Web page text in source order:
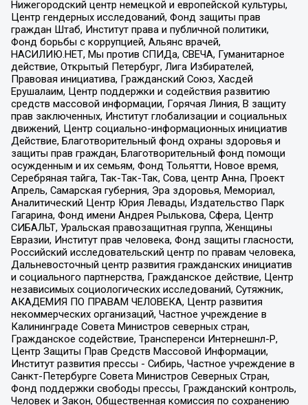
Нижегородский центр немецкой и европейской культуры,
Центр гендерных исследований, Фонд защиты прав
граждан Штаб, Институт права и публичной политики,
Фонд борьбы с коррупцией, Альянс врачей,
НАСИЛИЮ.НЕТ, Мы против СПИДа, СВЕЧА, Гуманитарное
действие, Открытый Петербург, Лига Избирателей,
Правовая инициатива, Гражданский Союз, Хасдей
Ерушалаим, Центр поддержки и содействия развитию
средств массовой информации, Горячая Линия, В защиту
прав заключенных, Институт глобализации и социальных
движений, Центр социально-информационных инициатив
Действие, Благотворительный фонд охраны здоровья и
защиты прав граждан, Благотворительный фонд помощи
осужденным и их семьям, Фонд Тольятти, Новое время,
Серебряная тайга, Так-Так-Так, Сова, центр Анна, Проект
Апрель, Самарская губерния, Эра здоровья, Мемориал,
Аналитический Центр Юрия Левады, Издательство Парк
Гагарина, Фонд имени Андрея Рылькова, Сфера, Центр
СИБАЛЬТ, Уральская правозащитная группа, Женщины
Евразии, Институт прав человека, Фонд защиты гласности,
Российский исследовательский центр по правам человека,
Дальневосточный центр развития гражданских инициатив
и социального партнерства, Гражданское действие, Центр
независимых социологических исследований, Сутяжник,
АКАДЕМИЯ ПО ПРАВАМ ЧЕЛОВЕКА, Центр развития
некоммерческих организаций, Частное учреждение в
Калининграде Совета Министров северных стран,
Гражданское содействие, Трансперенси Интернешнл-Р,
Центр Защиты Прав Средств Массовой Информации,
Институт развития прессы - Сибирь, Частное учреждение в
Санкт-Петербурге Совета Министров Северных Стран,
Фонд поддержки свободы прессы, Гражданский контроль,
Человек и Закон, Общественная комиссия по сохранению